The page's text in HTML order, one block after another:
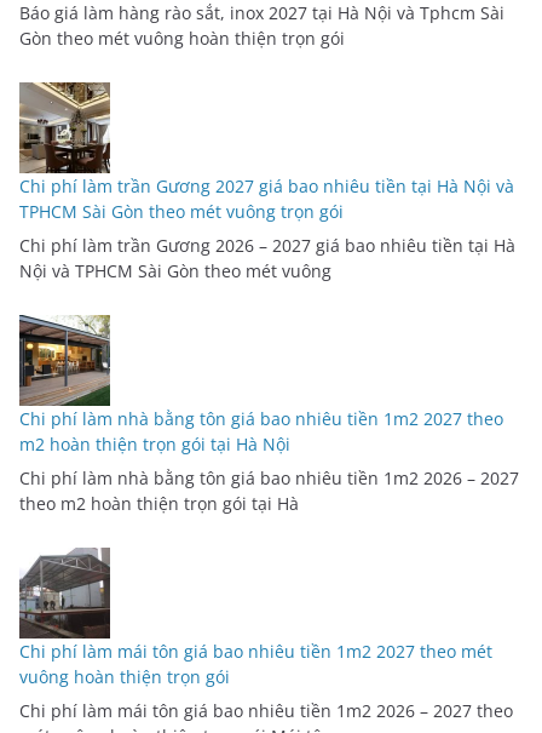
Báo giá làm hàng rào sắt, inox 2027 tại Hà Nội và Tphcm Sài
Gòn theo mét vuông hoàn thiện trọn gói
Chi phí làm trần Gương 2027 giá bao nhiêu tiền tại Hà Nội và
TPHCM Sài Gòn theo mét vuông trọn gói
Chi phí làm trần Gương 2026 – 2027 giá bao nhiêu tiền tại Hà
Nội và TPHCM Sài Gòn theo mét vuông
Chi phí làm nhà bằng tôn giá bao nhiêu tiền 1m2 2027 theo
m2 hoàn thiện trọn gói tại Hà Nội
Chi phí làm nhà bằng tôn giá bao nhiêu tiền 1m2 2026 – 2027
theo m2 hoàn thiện trọn gói tại Hà
Chi phí làm mái tôn giá bao nhiêu tiền 1m2 2027 theo mét
vuông hoàn thiện trọn gói
Chi phí làm mái tôn giá bao nhiêu tiền 1m2 2026 – 2027 theo